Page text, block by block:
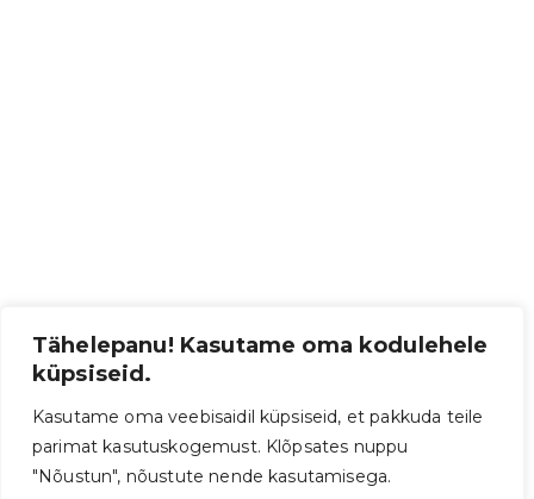
Tähelepanu! Kasutame oma kodulehele
küpsiseid.
Kasutame oma veebisaidil küpsiseid, et pakkuda teile
parimat kasutuskogemust. Klõpsates nuppu
"Nõustun", nõustute nende kasutamisega.